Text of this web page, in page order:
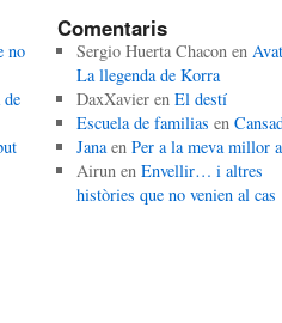
no
Comentaris
Sergio Huerta Chaconen
La llegenda de Korra
DaxXavieren El destí
Escuela de familias en
Janaen Per a la meva millor
Airunen Envellir… i altres
històries que no venien al cas